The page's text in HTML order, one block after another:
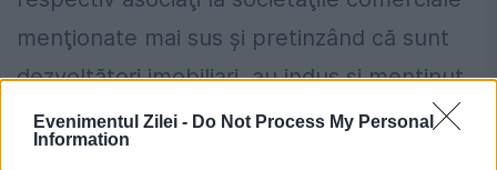
Evenimentul Zilei - Do Not Process My Personal
Information
menţionate mai sus şi pretinzând că sunt
dezvoltători imobiliari, au indus şi menţinut
în eroare un mare număr de persoane cu
prilejul încheierii şi executării a 109